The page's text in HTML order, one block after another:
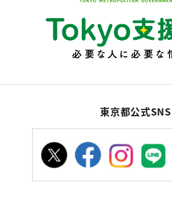
東京都公式SNS